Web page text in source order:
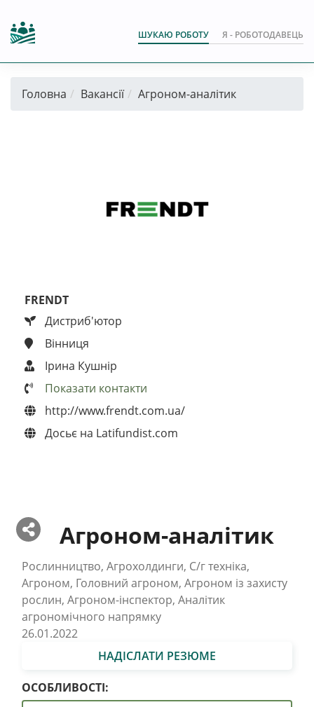
ШУКАЮ РОБОТУ Я - РОБОТОДАВЕЦЬ
Головна Вакансії Агроном-аналітик
FRENDT
Дистриб'ютор
Вінниця
Ірина Кушнір
Показати контакти
http://www.frendt.com.ua/
Досьє на Latifundist.com
Агроном-аналітик
Рослинництво, Агрохолдинги, С/г техніка,
Агроном, Головний агроном, Агроном із захисту
рослин, Агроном-інспектор, Аналітик
агрономічного напрямку
26.01.2022
НАДІСЛАТИ РЕЗЮМЕ
ОСОБЛИВОСТІ: